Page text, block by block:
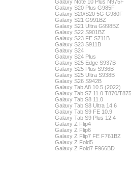
Galaxy Note 10 Plus N975F
Galaxy S20 Plus G985F
Galaxy S20/S20 5G G980F
Galaxy S21 G991BZ
Galaxy S21 Ultra G998BZ
Galaxy S22 S901BZ
Galaxy S23 FE S711B
Galaxy S23 S911B
Galaxy S24
Galaxy S24 Plus
Galaxy S25 Edge S937B
Galaxy S25 Plus S936B
Galaxy S25 Ultra S938B
Galaxy S26 S942B
Galaxy Tab A8 10.5 (2022)
Galaxy Tab S7 11.0 T870/T875
Galaxy Tab S8 11.0
Galaxy Tab S8 Ultra 14.6
Galaxy Tab S9 FE 10.9
Galaxy Tab S9 Plus 12.4
Galaxy Z Flip4
Galaxy Z Flip6
Galaxy Z Flip7 FE F761BZ
Galaxy Z Fold5
Galaxy Z Fold7 F966BD